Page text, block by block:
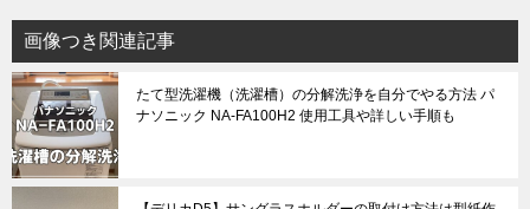
画像つき関連記事
たて型洗濯機（洗濯槽）の分解洗浄を自分でやる方法 パ
ナソニック NA-FA100H2 使用工具や詳しい手順も